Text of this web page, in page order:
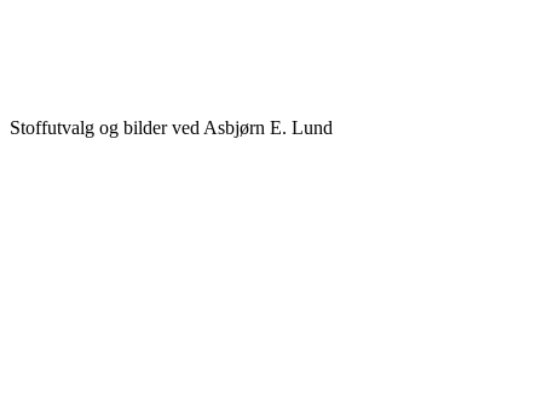
Stoffutvalg og bilder ved Asbjørn E. Lund